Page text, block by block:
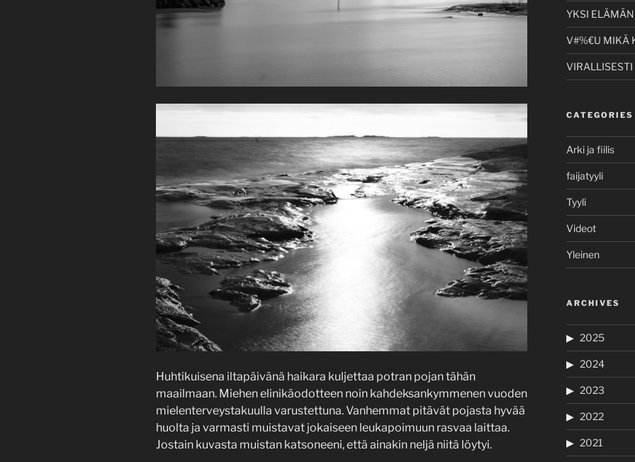
Huhtikuisena iltapäivänä haikara kuljettaa potran pojan tähän
maailmaan. Miehen elinikäodotteen noin kahdeksankymmenen vuoden
mielenterveystakuulla varustettuna. Vanhemmat pitävät pojasta hyvää
huolta ja varmasti muistavat jokaiseen leukapoimuun rasvaa laittaa.
Jostain kuvasta muistan katsoneeni, että ainakin neljä niitä löytyi.
YKSI
V#%€U MIKÄ
CATEGORIES
Arki ja fiilis
faijatyyli
Tyyli
Videot
Yleinen
ARCHIVES
2025
2024
2023
2022
2021